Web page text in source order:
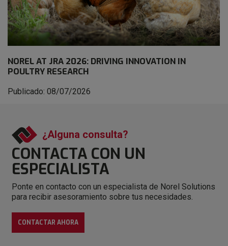
NOREL AT JRA 2026: DRIVING INNOVATION IN
POULTRY RESEARCH
Publicado: 08/07/2026
¿Alguna consulta?
CONTACTA CON UN
ESPECIALISTA
Ponte en contacto con un especialista de Norel Solutions
para recibir asesoramiento sobre tus necesidades.
CONTACTAR AHORA